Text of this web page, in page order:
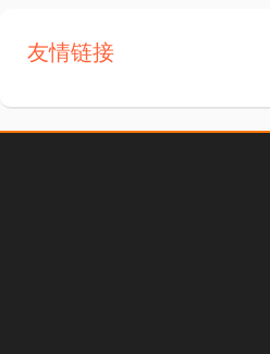
友情链接